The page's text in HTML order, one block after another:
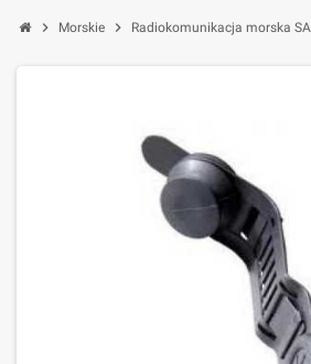
chevron_right Morskie chevron_right Radiokomunikacja morska